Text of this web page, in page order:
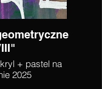
+ pastel na
2025